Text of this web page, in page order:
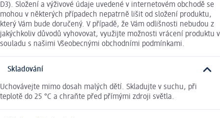
D3). Složení a výživové údaje uvedené v internetovém obchodě se
mohou v některých případech nepatrně lišit od složení produktu,
který Vám bude doručený. V případě, že Vám odlišnosti nebudou z
jakýchkoliv důvodů vyhovovat, využijte možnosti vrácení produktu v
souladu s našimi Všeobecnými obchodními podmínkami.
Skladování
Uchovávejte mimo dosah malých dětí. Skladujte v suchu, při
teplotě do 25 °C a chraňte před přímými zdroji světla.